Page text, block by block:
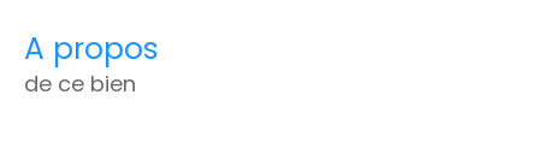
a propos
de ce bien